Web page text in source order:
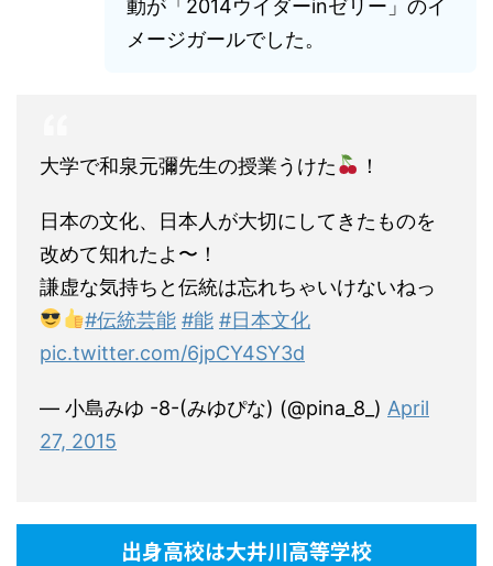
動が「2014ウイダーinゼリー」のイ
メージガールでした。
大学で和泉元彌先生の授業うけた ！
日本の文化、日本人が大切にしてきたものを
改めて知れたよ〜！
謙虚な気持ちと伝統は忘れちゃいけないねっ
#伝統芸能 #能 #日本文化
pic.twitter.com/6jpCY4SY3d
— 小島みゆ -8-(みゆぴな) (@pina_8_) April
27, 2015
出身高校は大井川高等学校